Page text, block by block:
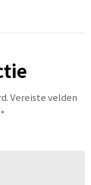
Vereiste velden
*